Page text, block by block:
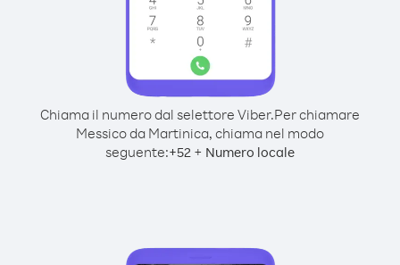
Chiama il numero dal selettore Viber.Per chiamare
Messico da Martinica, chiama nel modo
seguente:+52 + Numero locale